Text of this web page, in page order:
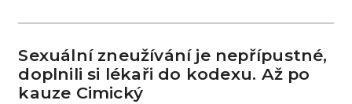
Sexuální zneužívání je nepřípustné,
doplnili si lékaři do kodexu. Až po
kauze Cimický